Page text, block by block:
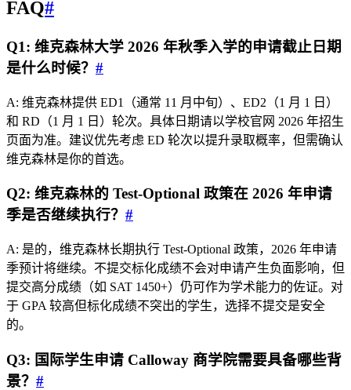
FAQ#
Q1: 维克森林大学 2026 年秋季入学的申请截止日期
是什么时候？ #
A: 维克森林提供 ED1（通常 11 月中旬）、ED2（1 月 1 日）
和 RD（1 月 1 日）轮次。具体日期请以学校官网 2026 年招生
页面为准。建议优先考虑 ED 轮次以提升录取概率，但需确认
维克森林是你的首选。
Q2: 维克森林的 Test-Optional 政策在 2026 年申请
季是否继续执行？ #
A: 是的，维克森林长期执行 Test-Optional 政策，2026 年申请
季预计将继续。不提交标化成绩不会对申请产生负面影响，但
提交高分成绩（如 SAT 1450+）仍可作为学术能力的佐证。对
于 GPA 较高但标化成绩不突出的学生，选择不提交是安全
的。
Q3: 国际学生申请 Calloway 商学院需要具备哪些背
景？ #